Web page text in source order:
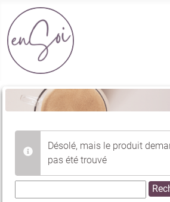
info
Désolé, mais le produit
pas été trouvé